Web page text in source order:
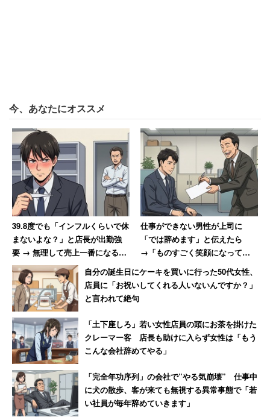
今、あなたにオススメ
39.8度でも「インフルくらいで休
まないよな？」と店長が出勤強
要 → 無理して売上一番になると
「ずっとインフルでいいんじゃ
ないか？」と言われて激怒した
男性
仕事ができない男性が上司に
「では辞めます」と伝えたら
→「ものすごく笑顔になって、
その場で退職届を書かされまし
た」
自分の誕生日にケーキを買いに行った50代女性、
店員に「お祝いしてくれる人いないんですか？」
と言われて絶句
「土下座しろ」若い女性店員の頭にお茶を掛けた
クレーマー客 店長も助けに入らず女性は「もう
こんな会社辞めてやる」
「完全年功序列」の会社で”やる気崩壊” 仕事中
に犬の散歩、客が来ても無視する異常事態で「若
い社員が毎年辞めていきます」